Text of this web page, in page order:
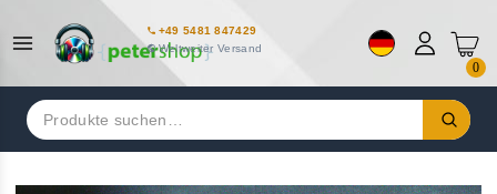
+49 5481 847429
Weltweiter Versand
0
Suchen
nach: